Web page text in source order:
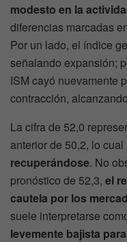
modesto en la
diferencias marcadas
Por un lado, el índice
señalando expansión;
ISM cayó nuevamente
contracción,
La cifra de 52,0
anterior de 50,2, lo
recuperándose. No
pronóstico de 52,3, el
cautela por los
suele interpretarse
levemente bajista